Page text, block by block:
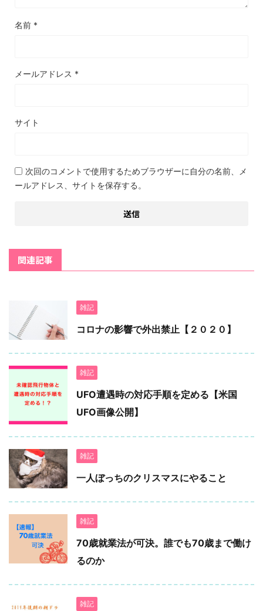
名前 *
メールアドレス *
サイト
次回のコメントで使用するためブラウザーに自分の名前、メ
ールアドレス、サイトを保存する。
関連記事
雑記
コロナの影響で外出禁止【２０２０】
雑記
UFO遭遇時の対応手順を定める【米国
UFO画像公開】
雑記
一人ぼっちのクリスマスにやること
雑記
70歳就業法が可決。誰でも70歳まで働け
るのか
雑記